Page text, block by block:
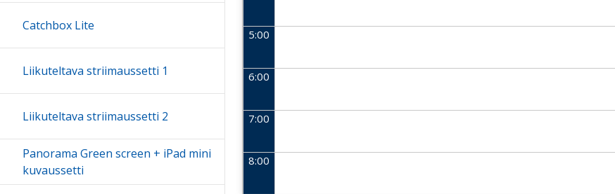
5:00
6:00
7:00
8:00
Catchbox Lite
Liikuteltava striimaussetti 1
Liikuteltava striimaussetti 2
Panorama Green screen + iPad mini
kuvaussetti